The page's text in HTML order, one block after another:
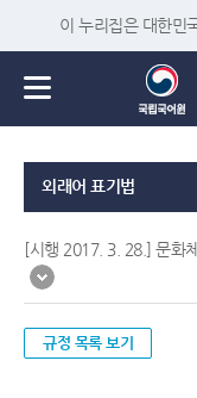
이 누리집은 대한민
외래어 표기법
[시행 2017. 3. 28.] 문화
규정 목록 보기